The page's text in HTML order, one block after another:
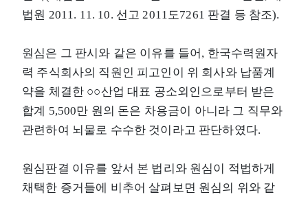
법원 2011. 11. 10. 선고 2011도7261 판결 등 참조).
원심은 그 판시와 같은 이유를 들어, 한국수력원자
력 주식회사의 직원인 피고인이 위 회사와 납품계
약을 체결한 ○○산업 대표 공소외인으로부터 받은
합계 5,500만 원의 돈은 차용금이 아니라 그 직무와
관련하여 뇌물로 수수한 것이라고 판단하였다.
원심판결 이유를 앞서 본 법리와 원심이 적법하게
채택한 증거들에 비추어 살펴보면 원심의 위와 같